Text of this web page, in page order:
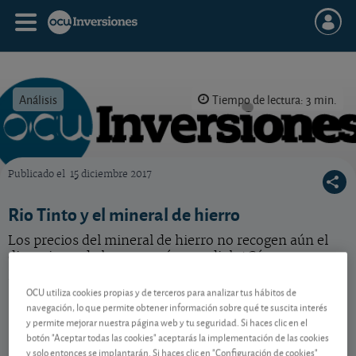
Análisis Tiempo de lectura: 3 min.
Publicado el 15 diciembre 2017
Rio Tinto y el mineral de hierro
Los precios del mineral de hierro no recogen aún el
dinamismo de la economía mundial. ¿Cómo apostar
Contenido reservado a SOCIOS
OCU utiliza cookies propias y de terceros para analizar tus hábitos de
navegación, lo que permite obtener información sobre qué te suscita interés
y permite mejorar nuestra página web y tu seguridad. Si haces clic en el
botón "Aceptar todas las cookies" aceptarás la implementación de las cookies
y solo entonces se implantarán. Si haces clic en "Configuración de cookies"